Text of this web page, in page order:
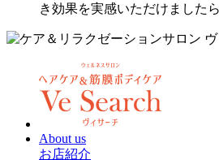
き効果を実感いただけました
About us
お店紹介